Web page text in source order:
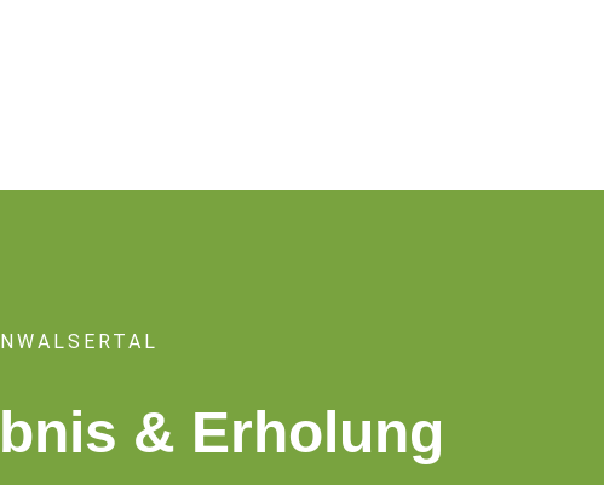
& Erholung